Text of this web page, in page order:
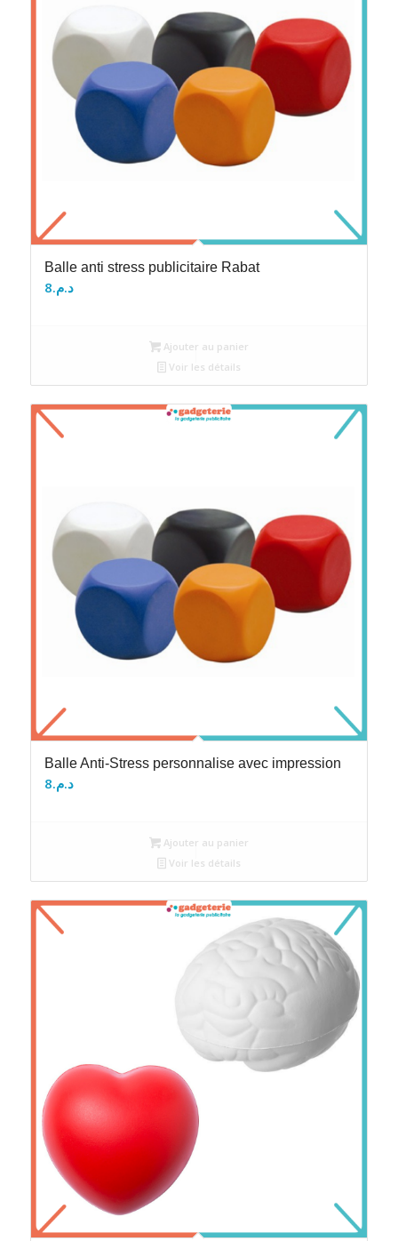
Balle anti stress publicitaire Rabat
د.م.8
Ajouter au panier
Voir les détails
Balle Anti-Stress personnalise avec impression
د.م.8
Ajouter au panier
Voir les détails